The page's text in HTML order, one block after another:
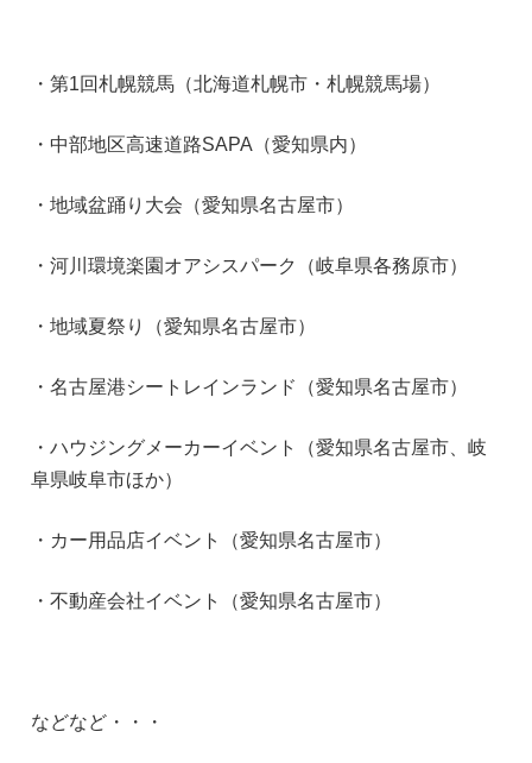
・第1回札幌競馬（北海道札幌市・札幌競馬場）
・中部地区高速道路SAPA（愛知県内）
・地域盆踊り大会（愛知県名古屋市）
・河川環境楽園オアシスパーク（岐阜県各務原市）
・地域夏祭り（愛知県名古屋市）
・名古屋港シートレインランド（愛知県名古屋市）
・ハウジングメーカーイベント（愛知県名古屋市、岐
阜県岐阜市ほか）
・カー用品店イベント（愛知県名古屋市）
・不動産会社イベント（愛知県名古屋市）
などなど・・・